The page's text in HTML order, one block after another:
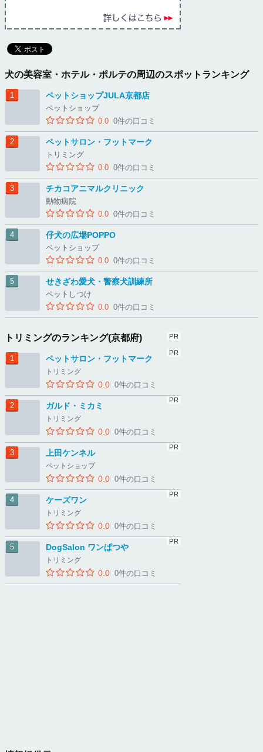
犬の美容室・ホテル・ポルテの周辺のスポットランキング
ペットショップJULA京都店
ペットショップ
0.0 0件の口コミ
ペットサロン・フットマーク
トリミング
0.0 0件の口コミ
チカコアニマルクリニック
動物病院
0.0 0件の口コミ
仔犬の広場POPPO
ペットショップ
0.0 0件の口コミ
せきざわ愛犬・警察犬訓練所
ペットしつけ
0.0 0件の口コミ
トリミングのランキング(京都府)
ペットサロン・フットマーク
トリミング
0.0 0件の口コミ
ガルド・ミカミ
トリミング
0.0 0件の口コミ
上田ケンネル
ペットショップ
0.0 0件の口コミ
ケーズワン
トリミング
0.0 0件の口コミ
DogSalon ワンぱつや
トリミング
0.0 0件の口コミ